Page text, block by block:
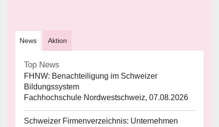
News Aktion
Top News
FHNW: Benachteiligung im Schweizer
Bildungssystem
Fachhochschule Nordwestschweiz, 07.08.2026
Schweizer Firmenverzeichnis: Unternehmen